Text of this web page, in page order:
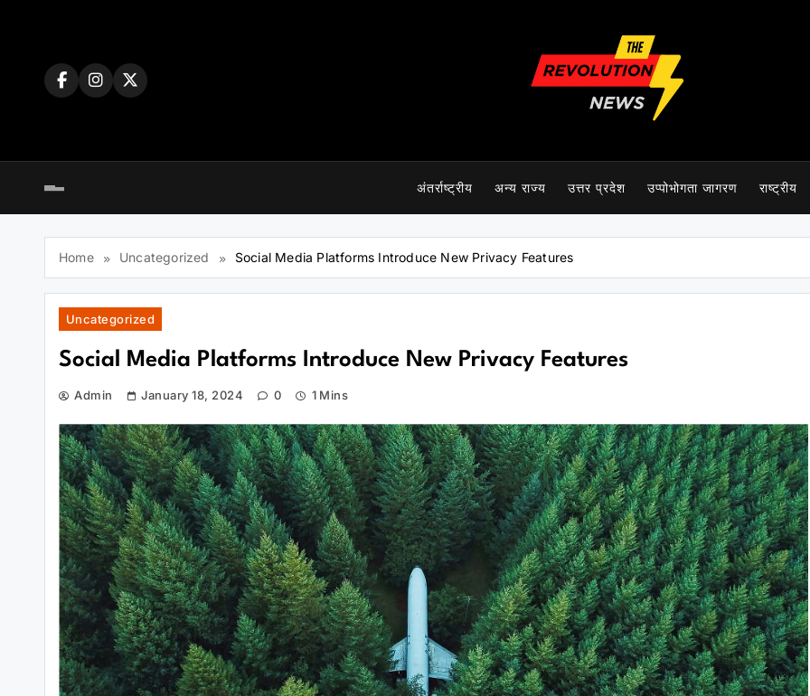
अंतर्राष्ट्रीय अन्य राज्य उत्तर प्रदेश उप्पोभोगता जागरण राष्ट्रीय
Home Uncategorized Social Media Platforms Introduce New Privacy Features
Uncategorized
Social Media Platforms Introduce New Privacy Features
Admin January 18, 2024 0 1 Mins